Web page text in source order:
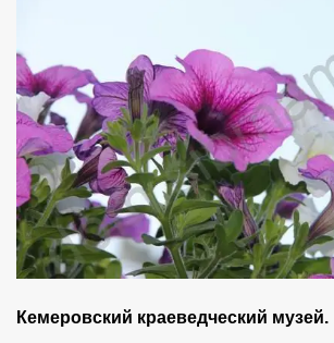
Кемеровский краеведческий музей.